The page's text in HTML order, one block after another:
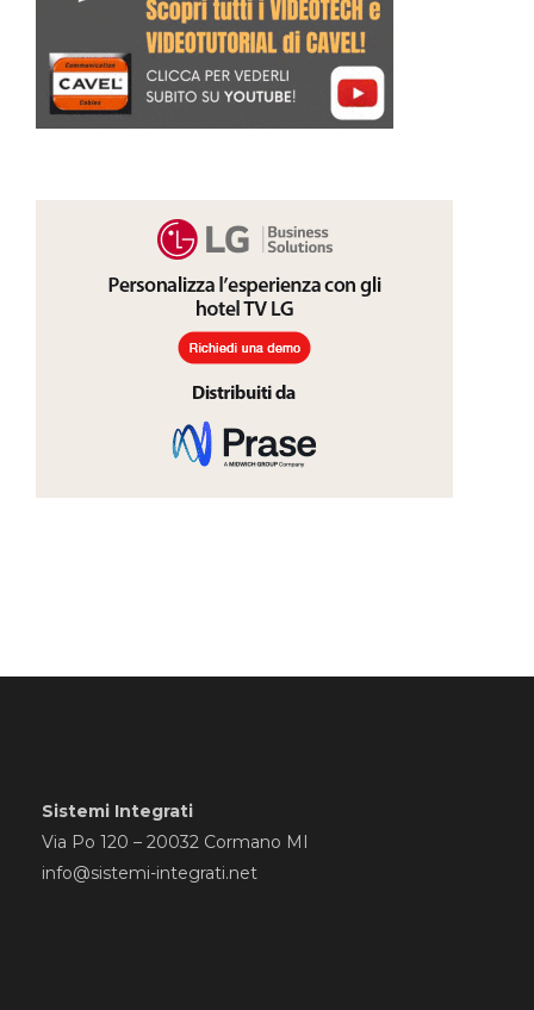
Sistemi Integrati
Via Po 120 – 20032 Cormano MI
info@sistemi-integrati.net